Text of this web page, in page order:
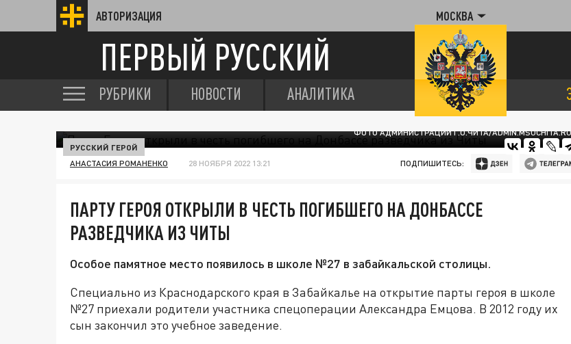
АВТОРИЗАЦИЯ МОСКВА
ПЕРВЫЙ РУССКИЙ
РУБРИКИ НОВОСТИ АНАЛИТИКА
ФОТО АДМИНИСТРАЦИИ Г.О.ЧИТА/ADMIN.MSUCHITA.RU
РУССКИЙ ГЕРОЙ
АНАСТАСИЯ РОМАНЕНКО 28 НОЯБРЯ 2022 13:21 ПОДПИШИТЕСЬ:
ПАРТУ ГЕРОЯ ОТКРЫЛИ В ЧЕСТЬ ПОГИБШЕГО НА ДОНБАССЕ
РАЗВЕДЧИКА ИЗ ЧИТЫ
Особое памятное место появилось в школе №27 в забайкальской столицы.
Специально из Краснодарского края в Забайкалье на открытие парты героя в школе
№27 приехали родители участника спецоперации Александра Емцова. В 2012 году их
сын закончил это учебное заведение.